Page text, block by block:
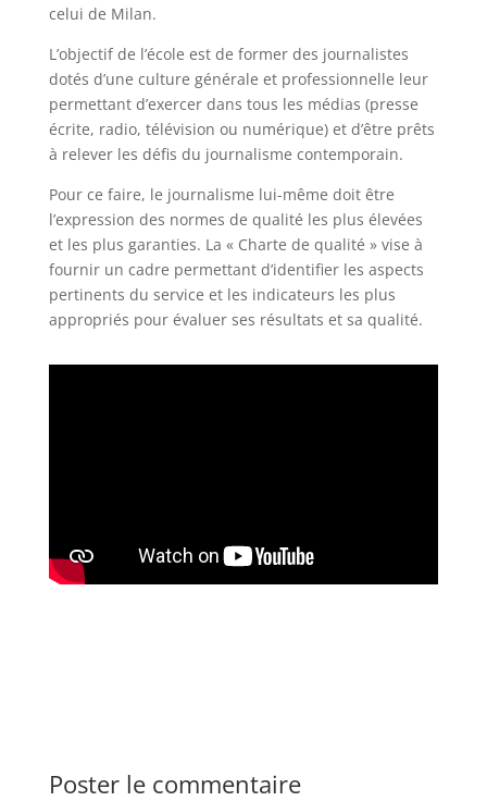
celui de Milan.
L’objectif de l’école est de former des journalistes
dotés d’une culture générale et professionnelle leur
permettant d’exercer dans tous les médias (presse
écrite, radio, télévision ou numérique) et d’être prêts
à relever les défis du journalisme contemporain.
Pour ce faire, le journalisme lui-même doit être
l’expression des normes de qualité les plus élevées
et les plus garanties. La « Charte de qualité » vise à
fournir un cadre permettant d’identifier les aspects
pertinents du service et les indicateurs les plus
appropriés pour évaluer ses résultats et sa qualité.
Poster le commentaire